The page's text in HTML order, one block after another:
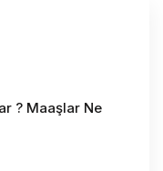
? Maaşlar Ne